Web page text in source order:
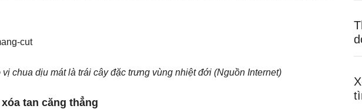
vị chua dịu mát là trái cây đặc trưng vùng nhiệt đới (Nguồn Internet)
tan căng thẳng